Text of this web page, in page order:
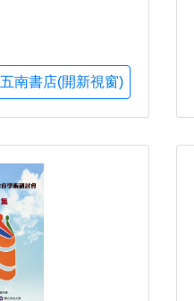
五南書店(開新視窗)